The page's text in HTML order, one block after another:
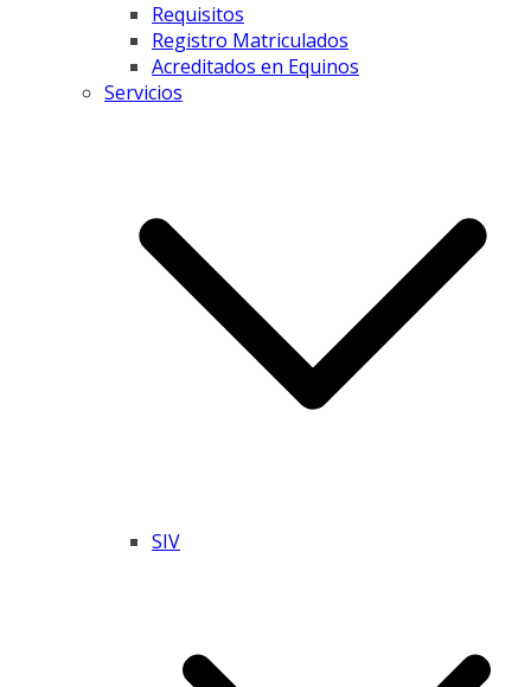
Requisitos
Registro Matriculados
Acreditados en Equinos
Servicios
SIV